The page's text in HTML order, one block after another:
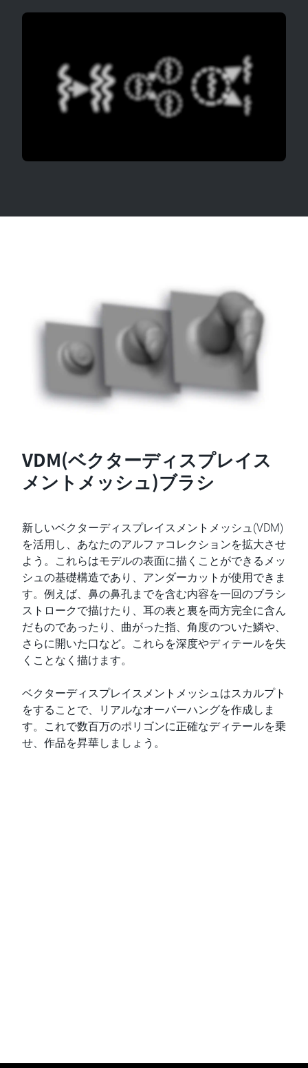
VDM(ベクターディスプレイス
メントメッシュ)ブラシ
新しいベクターディスプレイスメントメッシュ(VDM)
を活用し、あなたのアルファコレクションを拡大させ
よう。これらはモデルの表面に描くことができるメッ
シュの基礎構造であり、アンダーカットが使用できま
す。例えば、鼻の鼻孔までを含む内容を一回のブラシ
ストロークで描けたり、耳の表と裏を両方完全に含ん
だものであったり、曲がった指、角度のついた鱗や、
さらに開いた口など。これらを深度やディテールを失
くことなく描けます。
ベクターディスプレイスメントメッシュはスカルプト
をすることで、リアルなオーバーハングを作成しま
す。これで数百万のポリゴンに正確なディテールを乗
せ、作品を昇華しましょう。